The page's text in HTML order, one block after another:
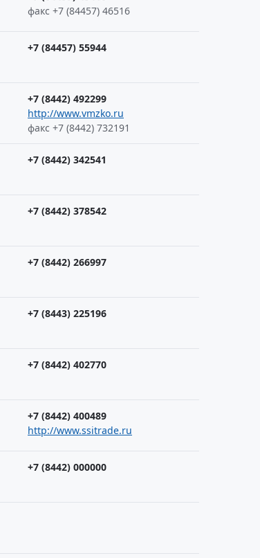
факс +7 (84457) 46516
+7 (84457) 55944
+7 (8442) 492299
http://www.vmzko.ru
факс +7 (8442) 732191
+7 (8442) 342541
+7 (8442) 378542
+7 (8442) 266997
+7 (8443) 225196
+7 (8442) 402770
+7 (8442) 400489
http://www.ssitrade.ru
+7 (8442) 000000